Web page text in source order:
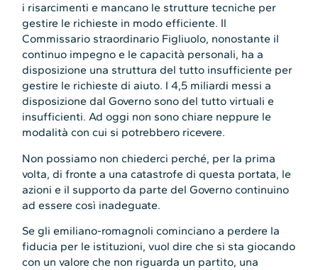
i risarcimenti e mancano le strutture tecniche per
gestire le richieste in modo efficiente. Il
Commissario straordinario Figliuolo, nonostante il
continuo impegno e le capacità personali, ha a
disposizione una struttura del tutto insufficiente per
gestire le richieste di aiuto. I 4,5 miliardi messi a
disposizione dal Governo sono del tutto virtuali e
insufficienti. Ad oggi non sono chiare neppure le
modalità con cui si potrebbero ricevere.
Non possiamo non chiederci perché, per la prima
volta, di fronte a una catastrofe di questa portata, le
azioni e il supporto da parte del Governo continuino
ad essere così inadeguate.
Se gli emiliano-romagnoli cominciano a perdere la
fiducia per le istituzioni, vuol dire che si sta giocando
con un valore che non riguarda un partito, una